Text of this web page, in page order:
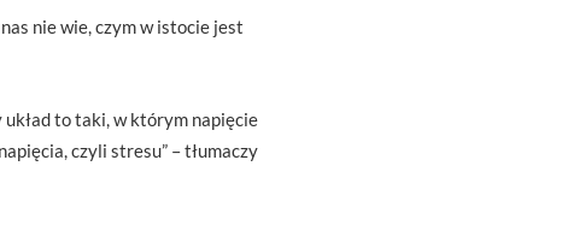
nie wie, czym w istocie jest
układ to taki, w którym napięcie
czyli stresu” – tłumaczy